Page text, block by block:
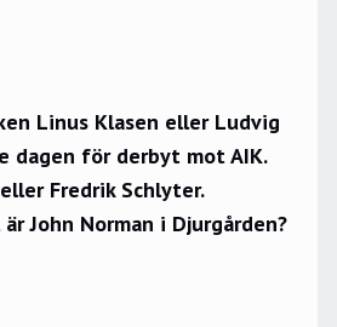
Linus Klasen eller Ludvig
dagen för derbyt mot AIK.
Fredrik Schlyter.
John Norman i Djurgården?